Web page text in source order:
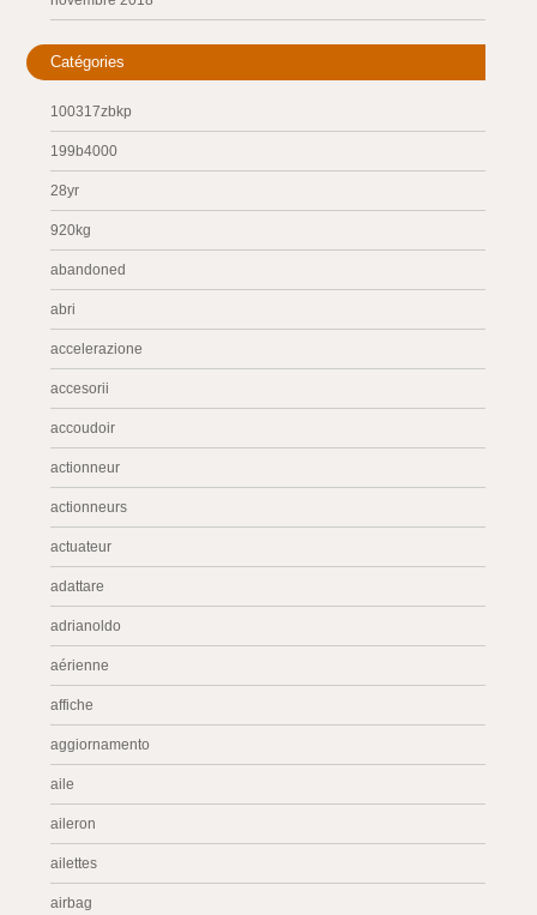
Catégories
100317zbkp
199b4000
28yr
920kg
abandoned
abri
accelerazione
accesorii
accoudoir
actionneur
actionneurs
actuateur
adattare
adrianoldo
aérienne
affiche
aggiornamento
aile
aileron
ailettes
airbag